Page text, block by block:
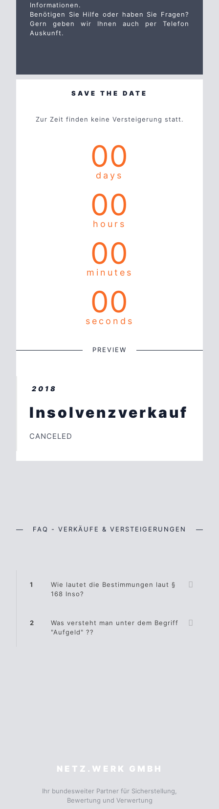
Informationen.
Benötigen Sie Hilfe oder haben Sie Fragen?
Gern geben wir Ihnen auch per Telefon
Auskunft.
SAVE THE DATE
Zur Zeit finden keine Versteigerung statt.
00
days
00
hours
00
minutes
00
seconds
PREVIEW
2018
Insolvenzverkauf
CANCELED
FAQ - VERKÄUFE & VERSTEIGERUNGEN
1
Wie lautet die Bestimmungen laut §
168 Inso?
2
Was versteht man unter dem Begriff
"Aufgeld" ??
NETZ.WERK GMBH
Ihr bundesweiter Partner für Sicherstellung,
Bewertung und Verwertung